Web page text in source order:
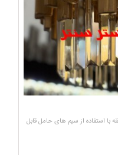
استفاده از سیم های حامل قابل